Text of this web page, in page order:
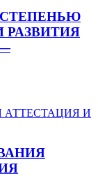
РАЗВИТИЯ